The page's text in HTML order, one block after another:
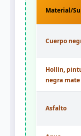
Material/
Cuerpo
Hollín,
negra mate
Asfalto